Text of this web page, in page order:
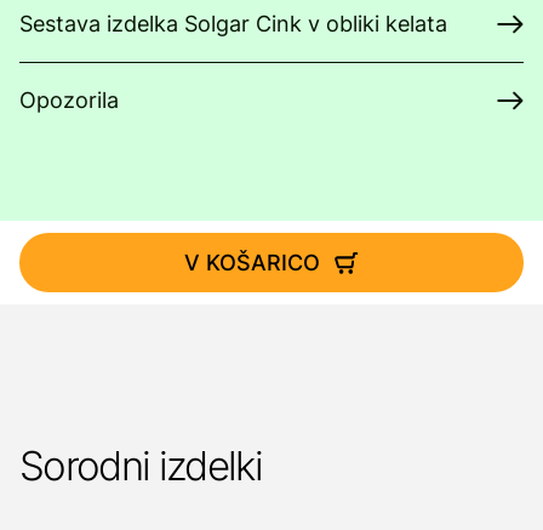
Sestava izdelka Solgar Cink v obliki kelata
Opozorila
V KOŠARICO
Sorodni izdelki